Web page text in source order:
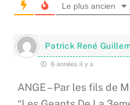
Le plus ancien
Patrick René
6 années il y a
ANGE – Par les fils de